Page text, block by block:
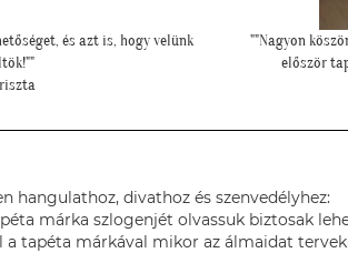
és azt is, hogy velünk
""Nagyon
először
hangulathoz, divathoz és szenvedélyhez:
márka szlogenjét olvassuk biztosak
a tapéta márkával mikor az álmaidat